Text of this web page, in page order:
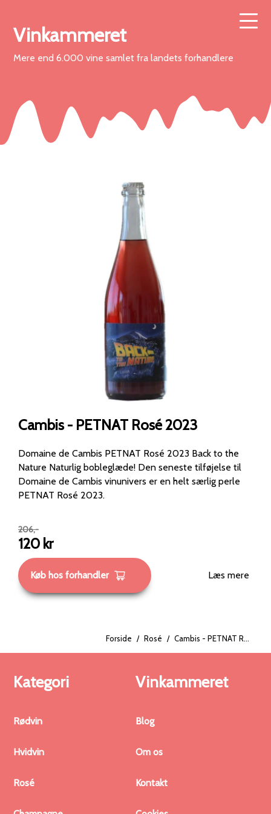
Vinkammeret
Mere end 6.000 vine samlet fra landets forhandlere
Cambis - PETNAT Rosé 2023
Domaine de Cambis PETNAT Rosé 2023 Back to the
Nature Naturlig bobleglæde! Den seneste tilføjelse til
Domaine de Cambis vinunivers er en helt særlig perle
PETNAT Rosé 2023.
206,-
120 kr
Køb hos forhandler Læs mere
Forside / Rosé / Cambis - PETNAT Rosé 2023
Kategori
Rødvin
Hvidvin
Rosé
Vinkammeret
Blog
Om os
Kontakt